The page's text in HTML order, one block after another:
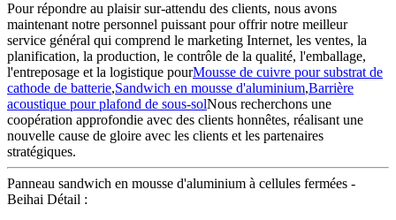
Pour répondre au plaisir sur-attendu des clients, nous avons
maintenant notre personnel puissant pour offrir notre meilleur
service général qui comprend le marketing Internet, les ventes, la
planification, la production, le contrôle de la qualité, l'emballage,
l'entreposage et la logistique pourMousse de cuivre pour substrat de
cathode de batterie,Sandwich en mousse d'aluminium,Barrière
acoustique pour plafond de sous-solNous recherchons une
coopération approfondie avec des clients honnêtes, réalisant une
nouvelle cause de gloire avec les clients et les partenaires
stratégiques.
Panneau sandwich en mousse d'aluminium à cellules fermées -
Beihai Détail :